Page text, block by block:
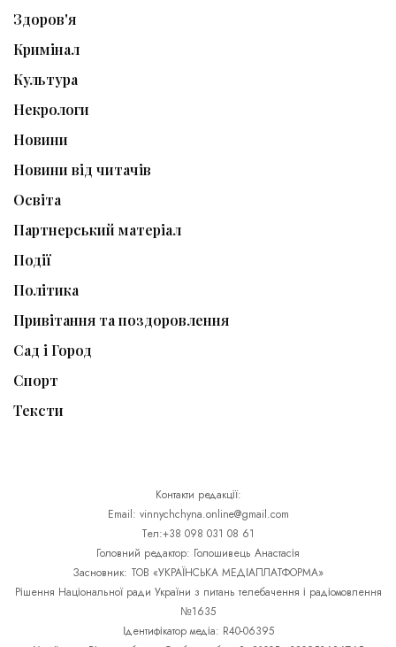
Здоров'я
Кримінал
Культура
Некрологи
Новини
Новини від читачів
Освіта
Партнерський матеріал
Події
Політика
Привітання та поздоровлення
Сад і Город
Спорт
Тексти
Контакти редакції:
Email: vinnychchyna.online@gmail.com
Тел:+38 098 031 08 61
Головний редактор: Голошивець Анастасія
Засновник: ТОВ «УКРАЇНСЬКА МЕДІАПЛАТФОРМА»
Рішення Національної ради України з питань телебачення і радіомовлення
№1635
Ідентифікатор медіа: R40-06395